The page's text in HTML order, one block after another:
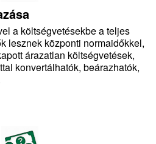
a költségvetésekbe a teljes
lesznek központi normaidőkkel,
árazatlan költségvetések,
konvertálhatók, beárazhatók,